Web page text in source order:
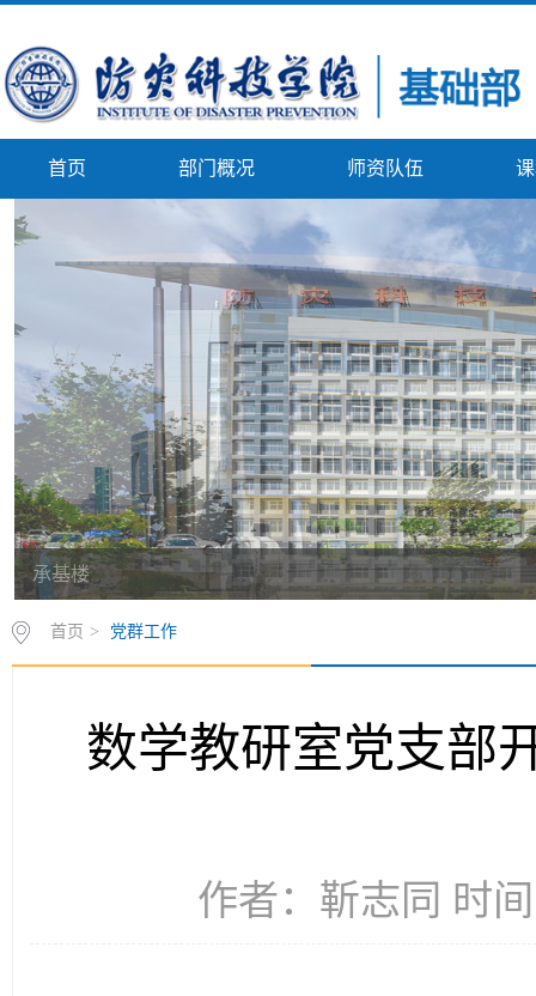
首页 部门概况 师资队伍
承基楼
首页 > 党群工作
数学教研室党支部
作者：靳志同 时